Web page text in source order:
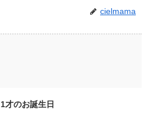
cielmama
1才のお誕生日